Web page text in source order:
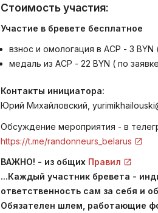
Стоимость участия:
Участие в бревете бесплатное
взнос и омологация в АСР - 3
медаль из АСР - 22 BYN ( по
Контакты инициатора:
Юрий Михайловский,
Обсуждение мероприятия - в
https://t.me/randonneurs_belarus
ВАЖНО! - из общих Правил
...Каждый участник бревета -
ответственность сам за себя и
Обязателен шлем, работающие